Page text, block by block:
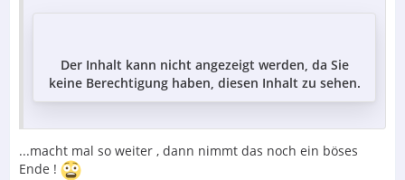
Der Inhalt kann nicht angezeigt werden, da Sie
keine Berechtigung haben, diesen Inhalt zu sehen.
...macht mal so weiter , dann nimmt das noch ein böses
Ende !